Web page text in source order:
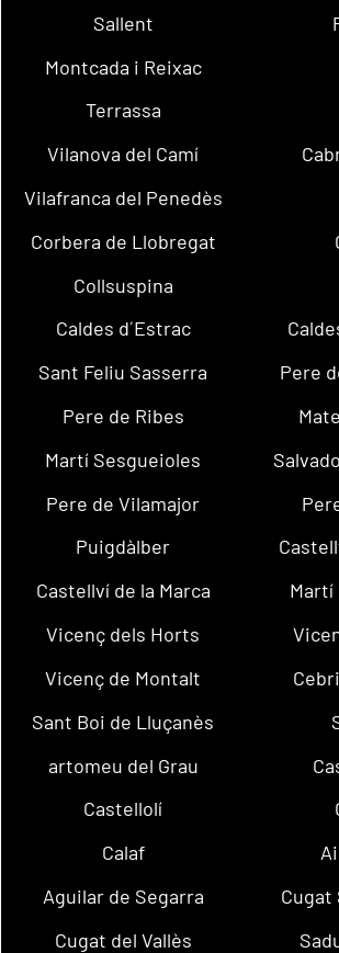
Sallent
Montcada i Reixac
Terrassa
Vilanova del Camí
Vilafranca del Penedès
Corbera de Llobregat
Collsuspina
Caldes d´Estrac
Sant Feliu Sasserra
Pere
Pere de Ribes
Martí Sesgueioles
Pere de Vilamajor
Puigdàlber
Castellví de la Marca
Martí
Vicenç dels Horts
Vicenç de Montalt
Sant Boi de Lluçanès
artomeu del Grau
Castellolí
Calaf
Aguilar de Segarra
Cugat
Cugat del Vallès